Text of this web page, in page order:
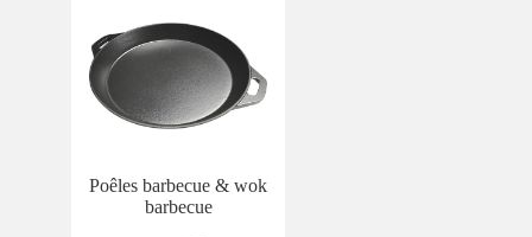
Poêles barbecue & wok
barbecue